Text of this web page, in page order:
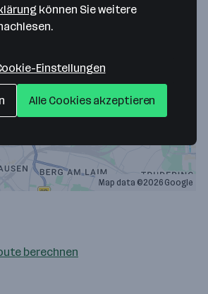
Map data ©2026 Google
berechnen
können Sie weitere
Einstellungen
Alle Cookies akzeptieren